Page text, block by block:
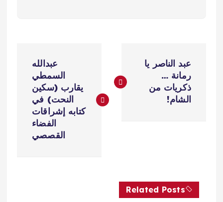
ص
عبد الناصر يا
رمانة …
ذكريات من
الشام!
عبدالله
السمطي
يقارب (سكين
النحت) في
كتابه إشراقات
الفضاء
القصصي
Related Posts